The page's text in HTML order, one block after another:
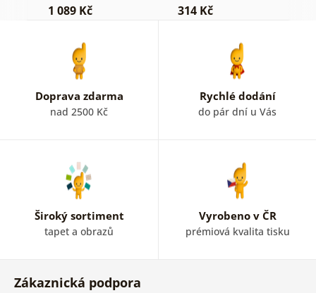
1 089 Kč 314 Kč
Doprava zdarma
nad 2500 Kč
Rychlé dodání
do pár dní u Vás
Široký sortiment
tapet a obrazů
Vyrobeno v ČR
prémiová kvalita tisku
Zákaznická podpora